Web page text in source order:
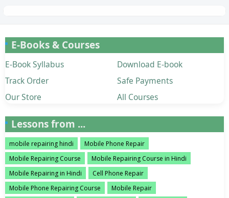
E-Books & Courses
E-Book Syllabus
Download E-book
Track Order
Safe Payments
Our Store
All Courses
Lessons from ...
mobile repairing hindi
Mobile Phone Repair
Mobile Repairing Course
Mobile Repairing Course in Hindi
Mobile Repairing in Hindi
Cell Phone Repair
Mobile Phone Repairing Course
Mobile Repair